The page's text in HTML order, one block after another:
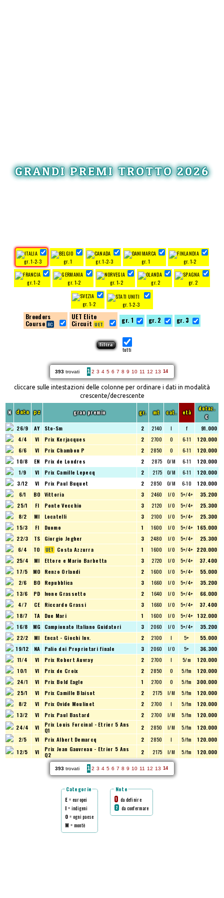
GRANDI PREMI TROTTO 2026
gr. 1-2-3 gr. 1 gr. 1-2-3 gr. 1 gr. 1-2
gr. 1-2 gr. 1-2 gr. 1-2 gr. 2 gr. 2
gr. 1-2 gr. 1-2-3
Breeders
Course
UET Elite
Circuit
gr. 1 gr. 2 gr. 3
tutti
393 trovati 12 3 4 5 6 7 8 9 10 11 12 13 14
cliccare sulle intestazioni delle colonne per ordinare i dati in modalità
crescente/decrescente
N data pz gran premio gr. mt cat. età
dotaz.
€
26/9 AY Sto-Sm 2 2140 I f
91.000
4/4
VI Prix Kerjacques 2 2700 O 6-11
120.000
6/6
VI Prix Chambon P 2 2850 O 6-11
120.000
10/8
EN Prix de Londres 2 2875 O/M 6-11
120.000
1/9
VI Prix Camille Lepecq 2 2175 O/M 6-11
120.000
3/12
VI Prix Paul Buquet 2 2850 O/M 6-10
120.000
6/1
BO Vittoria 3 2460 I/O 5+/4+
35.200
25/1
FI Ponte Vecchio 3 2120 I/O 5+/4+
25.300
8/2
MI Locatelli 3 2100 I/O 5+/4+
25.300
15/3
FI Duomo 1 1600 I/O 5+/4+ 165.000
22/3
TS Giorgio Jegher 3 2480 I/O 5+/4+
25.300
6/4
TO Costa Azzurra 1 1600 I/O 5+/4+ 220.000
25/4
MI Ettore e Mario Barbetta 3 2720 I/O 5+/4+
37.400
17/5
MO Renzo Orlandi 2 1600 I/O 5+/4+
55.000
2/6
BO Repubblica 3 1660 I/O 5+/4+
35.200
13/6
PD Ivone Grassetto 2 1640 I/O 5+/4+
66.000
4/7
CE Riccardo Grassi 3 1660 I/O 5+/4+
37.400
18/7
TA Due Mari 1 1600 I/O 5+/4+ 132.000
16/8
MG Campionato Italiano Guidatori 3 2060 I/O 5+/4+
35.200
22/2
MI Encat - Giochi Inv. 2 2100 I 5+
55.000
19/12
NA Palio dei Proprietari finale 3 2060 I/O 5+
36.300
11/4
VI Prix Robert Auvray 2 2700 I 5/m
120.000
10/1
VI Prix de Croix 2 2850 O 5/fm
120.000
24/1
VI Prix Bold Eagle 1 2700 O 5/fm
300.000
25/1
VI Prix Camille Blaisot 2 2175 I/M 5/fm
120.000
8/2
VI Prix Ovide Moulinet 2 2700 I 5/fm
120.000
13/2
VI Prix Paul Bastard 2 2700 I/M 5/fm
120.000
24/4
VI Prix Louis Forcinal - Etrier 5 Ans
Q1 2 2850 I/M 5/fm
120.000
2/5
VI Prix Albert Demarcq 2 2850 I 5/fm
120.000
12/5
VI Prix Jean Gauvreau - Etrier 5 Ans
Q2 2 2175 I/M 5/fm 120.000
393 trovati 12 3 4 5 6 7 8 9 10 11 12 13 14
Categorie
E = europei
I = indigeni
O = ogni paese
M = montè
Note
1 da definire
2 da confermare